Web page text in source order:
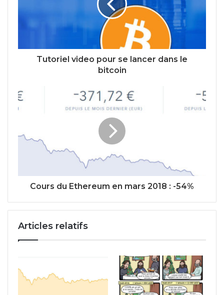
Tutoriel video pour se lancer dans le
bitcoin
Cours du Ethereum en mars 2018 : -54%
Articles relatifs